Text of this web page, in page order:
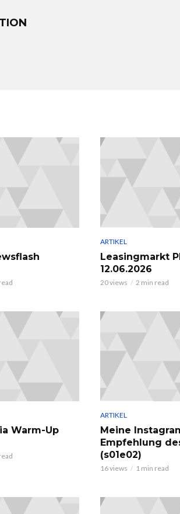
ARTIKEL
Leasingmarkt
12.06.2026
20 views 2 min read
Warm-Up
ARTIKEL
Meine
Empfehlung
(s01e02)
16 views 1 min read